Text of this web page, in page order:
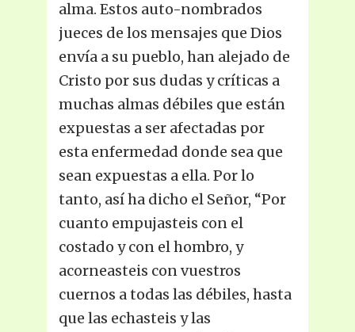
alma. Estos auto-nombrados
jueces de los mensajes que Dios
envía a su pueblo, han alejado de
Cristo por sus dudas y críticas a
muchas almas débiles que están
expuestas a ser afectadas por
esta enfermedad donde sea que
sean expuestas a ella. Por lo
tanto, así ha dicho el Señor, “Por
cuanto empujasteis con el
costado y con el hombro, y
acorneasteis con vuestros
cuernos a todas las débiles, hasta
que las echasteis y las